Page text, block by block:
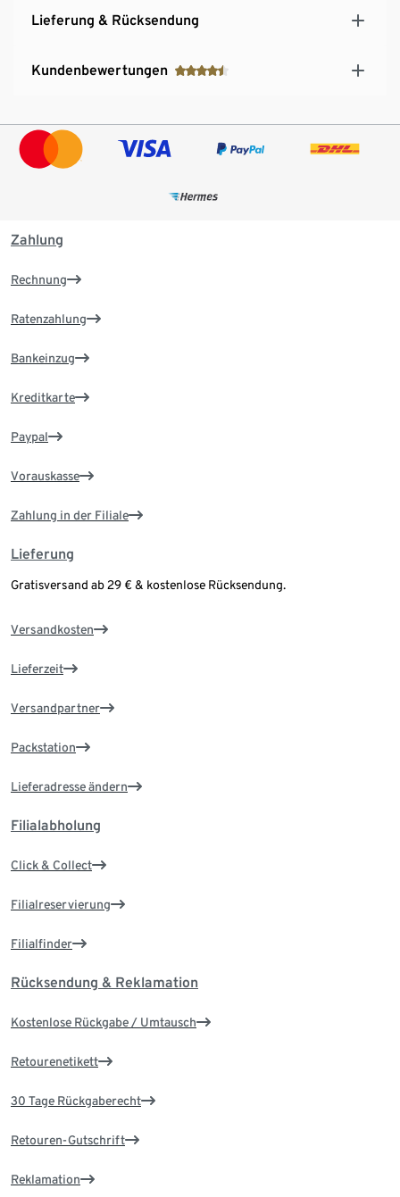
Lieferung & Rücksendung
Kundenbewertungen
Zahlung
Rechnung
Ratenzahlung
Bankeinzug
Kreditkarte
Paypal
Vorauskasse
Zahlung in der Filiale
Lieferung
Gratisversand ab 29 € & kostenlose Rücksendung.
Versandkosten
Lieferzeit
Versandpartner
Packstation
Lieferadresse ändern
Filialabholung
Click & Collect
Filialreservierung
Filialfinder
Rücksendung & Reklamation
Kostenlose Rückgabe / Umtausch
Retourenetikett
30 Tage Rückgaberecht
Retouren-Gutschrift
Reklamation